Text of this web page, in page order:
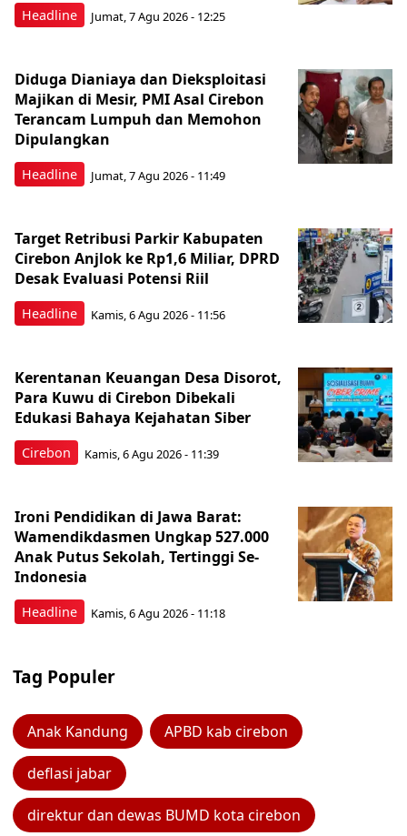
Headline Jumat, 7 Agu 2026 - 12:25
Headline
Diduga Dianiaya dan Dieksploitasi
Majikan di Mesir, PMI Asal Cirebon
Terancam Lumpuh dan Memohon
Dipulangkan
Jumat, 7 Agu 2026 - 11:49
Headline
Target Retribusi Parkir Kabupaten
Cirebon Anjlok ke Rp1,6 Miliar, DPRD
Desak Evaluasi Potensi Riil
Kamis, 6 Agu 2026 - 11:56
Cirebon
Kerentanan Keuangan Desa Disorot,
Para Kuwu di Cirebon Dibekali
Edukasi Bahaya Kejahatan Siber
Kamis, 6 Agu 2026 - 11:39
Headline
Ironi Pendidikan di Jawa Barat:
Wamendikdasmen Ungkap 527.000
Anak Putus Sekolah, Tertinggi Se-
Indonesia
Kamis, 6 Agu 2026 - 11:18
Tag Populer
Anak Kandung APBD kab cirebon
deflasi jabar
direktur dan dewas BUMD kota cirebon